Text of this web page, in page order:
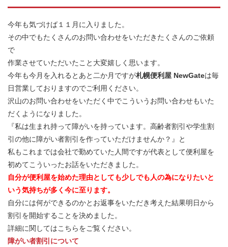
今年も気づけば１１月に入りました。
その中でもたくさんのお問い合わせをいただきたくさんのご依頼
で
作業させていただいたこと大変嬉しく思います。
今年も今月を入れるとあと二か月ですが札幌便利屋 NewGateは毎
日営業しておりますのでご利用ください。
沢山のお問い合わせをいただく中でこういうお問い合わせもいた
だくようになりました。
『私は生まれ持って障がいを持っています。高齢者割引や学生割
引の他に障がい者割引を作っていただけませんか？』と
私もこれまでは会社で勤めていた人間ですが代表として便利屋を
初めてこういったお話をいただきました。
自分が便利屋を始めた理由としても少しでも人の為になりたいと
いう気持ちが多く今に至ります。
自分には何ができるのかとお返事をいただき考えた結果明日から
割引を開始することを決めました。
詳細に関してはこちらをご覧ください。
障がい者割引について